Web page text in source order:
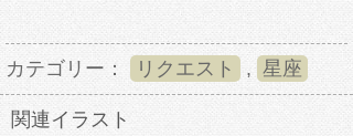
カテゴリー： リクエスト , 星座
関連イラスト